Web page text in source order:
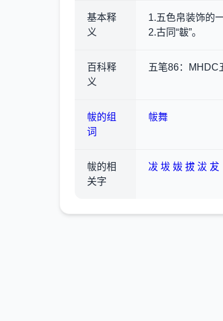
基本释
义
1.五色帛装饰的
2.古同“韍”。
百科释
义
五笔86：MHDC
帗的组
词
帗舞
帗的相
关字
冹 坺 妭 拔 沷 犮